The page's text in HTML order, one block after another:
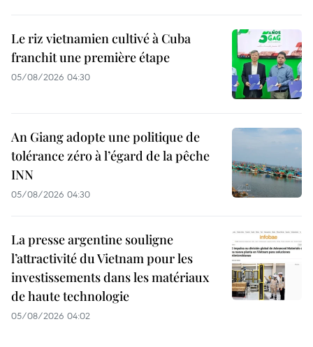
Le riz vietnamien cultivé à Cuba
franchit une première étape
05/08/2026 04:30
An Giang adopte une politique de
tolérance zéro à l’égard de la pêche
INN
05/08/2026 04:30
La presse argentine souligne
l’attractivité du Vietnam pour les
investissements dans les matériaux
de haute technologie
05/08/2026 04:02